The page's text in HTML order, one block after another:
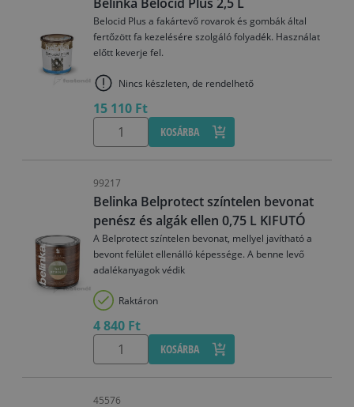
Belocid Plus a fakártevő rovarok és gombák által
fertőzött fa kezelésére szolgáló folyadék. Használat
előtt keverje fel.
Nincs készleten, de rendelhető
15 110 Ft
KOSÁRBA
99217
Belinka Belprotect színtelen bevonat
penész és algák ellen 0,75 L KIFUTÓ
A Belprotect színtelen bevonat, mellyel javítható a
bevont felület ellenálló képessége. A benne levő
adalékanyagok védik
Raktáron
4 840 Ft
KOSÁRBA
45576